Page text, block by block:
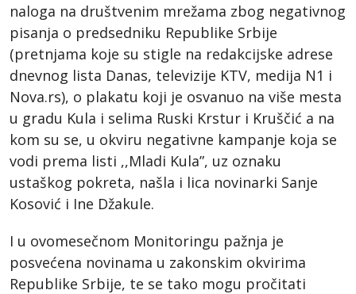
naloga na društvenim mrežama zbog negativnog
pisanja o predsedniku Republike Srbije
(pretnjama koje su stigle na redakcijske adrese
dnevnog lista Danas, televizije KTV, medija N1 i
Nova.rs), o plakatu koji je osvanuo na više mesta
u gradu Kula i selima Ruski Krstur i Kruščić a na
kom su se, u okviru negativne kampanje koja se
vodi prema listi ,,Mladi Kula”, uz oznaku
ustaškog pokreta, našla i lica novinarki Sanje
Kosović i Ine Džakule.
I u ovomesečnom Monitoringu pažnja je
posvećena novinama u zakonskim okvirima
Republike Srbije, te se tako mogu pročitati